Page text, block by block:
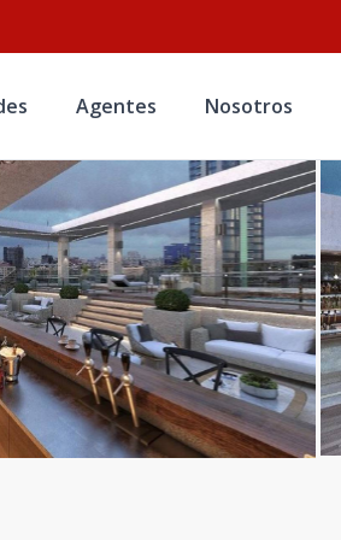
Agentes Nosotros